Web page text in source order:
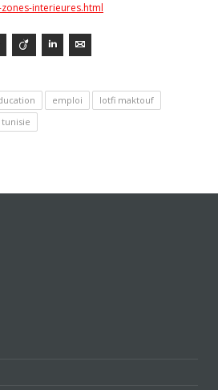
interieures.html
Google+ ViadeoLinkedInE-mail
emploi
lotfi maktouf
tunisie